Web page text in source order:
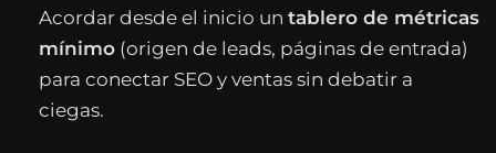
Acordar desde el inicio untablero de métricas
mínimo (origen de leads, páginas de entrada)
para conectar SEO y ventas sin debatir a
ciegas.